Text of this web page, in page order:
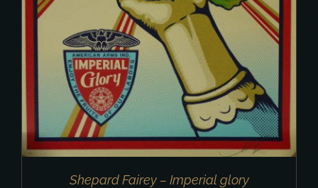
Shepard Fairey – Imperial glory